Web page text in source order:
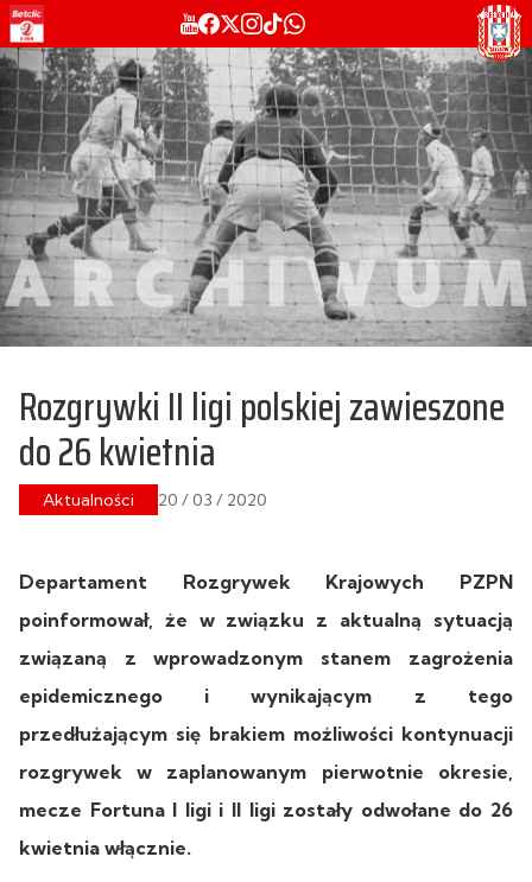
Rozgrywki II ligi polskiej zawieszone
do 26 kwietnia
Aktualności 20 / 03 / 2020
Departament Rozgrywek Krajowych PZPN
poinformował, że w związku z aktualną sytuacją
związaną z wprowadzonym stanem zagrożenia
epidemicznego i wynikającym z tego
przedłużającym się brakiem możliwości kontynuacji
rozgrywek w zaplanowanym pierwotnie okresie,
mecze Fortuna I ligi i II ligi zostały odwołane do 26
kwietnia włącznie.